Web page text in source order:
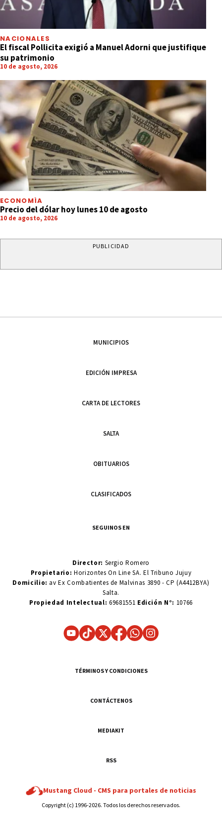
NACIONALES
El fiscal Pollicita exigió a Manuel Adorni que justifique
su patrimonio
10 de agosto, 2026
ECONOMÍA
Precio del dólar hoy lunes 10 de agosto
10 de agosto, 2026
PUBLICIDAD
MUNICIPIOS
EDICIÓN IMPRESA
CARTA DE LECTORES
SALTA
OBITUARIOS
CLASIFICADOS
SEGUINOS EN
Director: Sergio Romero
Propietario:Horizontes On Line SA. El Tribuno Jujuy
Domicilio: av Ex Combatientes de Malvinas 3890 - CP (A4412BYA)
Salta.
Propiedad Intelectual: 69681551 Edición N°: 10766
TÉRMINOS Y CONDICIONES
CONTÁCTENOS
MEDIAKIT
RSS
Mustang Cloud - CMS para portales de noticias
Copyright (c) 1996-2026. Todos los derechos reservados.